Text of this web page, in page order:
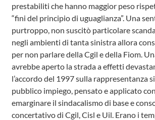
prestabiliti che hanno maggior peso
“fini del principio di uguaglianza”. Una
purtroppo, non suscitò particolare
negli ambienti di tanta sinistra allora
per non parlare della Cgil e della Fiom.
avrebbe aperto la strada a effetti
l’accordo del 1997 sulla rappresentanza
pubblico impiego, pensato e applicato
emarginare il sindacalismo di base e
concertativo di Cgil, Cisl e Uil. Erano i